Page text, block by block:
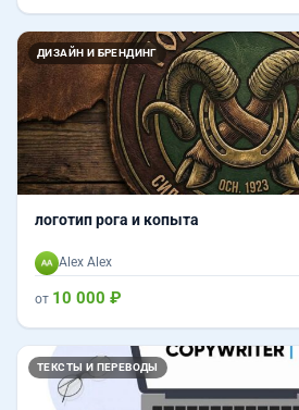
ДИЗАЙН И БРЕНДИНГ
логотип рога и копыта
Alex Alex
от 10 000 ₽
ТЕКСТЫ И ПЕРЕВОДЫ